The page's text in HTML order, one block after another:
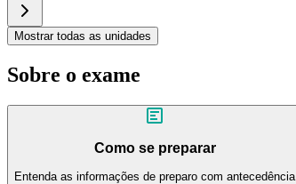
Mostrar todas as unidades
Sobre o exame
Como se preparar
Entenda as informações de preparo com antecedência